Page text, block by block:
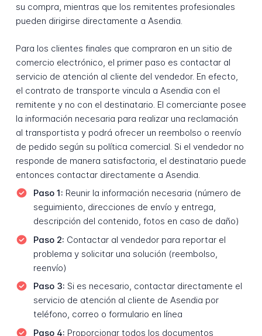
su compra, mientras que los remitentes profesionales
pueden dirigirse directamente a Asendia.
Para los clientes finales que compraron en un sitio de
comercio electrónico, el primer paso es contactar al
servicio de atención al cliente del vendedor. En efecto,
el contrato de transporte vincula a Asendia con el
remitente y no con el destinatario. El comerciante posee
la información necesaria para realizar una reclamación
al transportista y podrá ofrecer un reembolso o reenvío
de pedido según su política comercial. Si el vendedor no
responde de manera satisfactoria, el destinatario puede
entonces contactar directamente a Asendia.
Paso 1: Reunir la información necesaria (número de
seguimiento, direcciones de envío y entrega,
descripción del contenido, fotos en caso de daño)
Paso 2: Contactar al vendedor para reportar el
problema y solicitar una solución (reembolso,
reenvío)
Paso 3: Si es necesario, contactar directamente el
servicio de atención al cliente de Asendia por
teléfono, correo o formulario en línea
Paso 4: Proporcionar todos los documentos